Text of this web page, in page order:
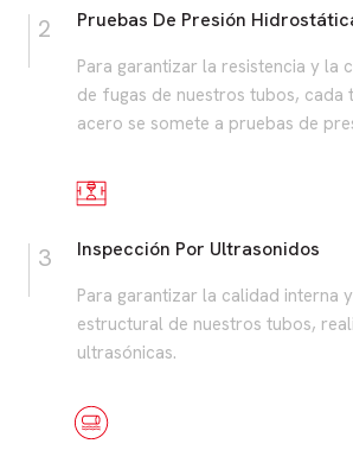
2 Pruebas De Presión
Para garantizar la resistencia y la
de fugas de nuestros tubos, cada
acero se somete a pruebas de
3 Inspección Por Ultrasonidos
Para garantizar la calidad interna
estructural de nuestros tubos,
ultrasónicas.